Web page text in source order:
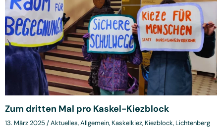
Zum dritten Mal pro Kaskel-Kiezblock
13. März 2025/Aktuelles,Allgemein, Kaskelkiez, Kiezblock, Lichtenberg